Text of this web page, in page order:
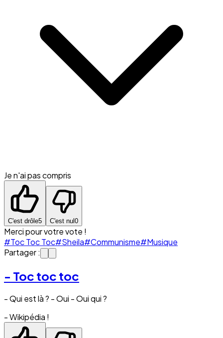
Je n'ai pas compris
C'est drôle5 C'est nul 0
Merci pour votre vote !
#Toc Toc Toc#Sheila#Communisme#Musique
Partager :
- Toc toc toc
- Qui est là ? - Oui - Oui qui ?
- Wikipédia !